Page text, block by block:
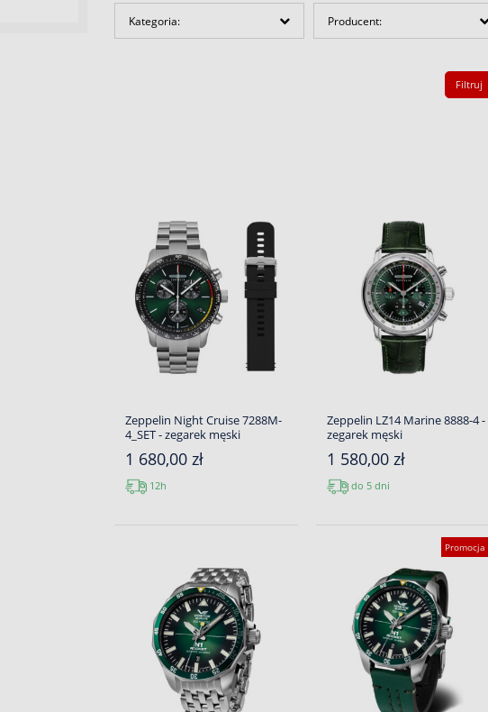
Kategoria: Producent:
Filtruj
Zeppelin Night Cruise 7288M-
4_SET - zegarek męski
1 680,00 zł
12h
Zeppelin LZ14 Marine 8888-4 -
zegarek męski
1 580,00 zł
do 5 dni
Promocja